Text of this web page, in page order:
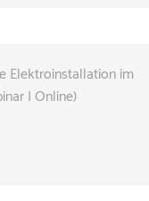
Elektroinstallation im
| Online)